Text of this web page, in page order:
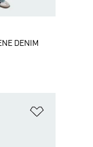
DENIM